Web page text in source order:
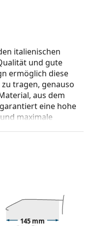
italienischen
und gute
ermöglich diese
tragen, genauso
aus dem
eine hohe
maximale
aussehen.
passt perfekt zu
schwarzem
145 mm